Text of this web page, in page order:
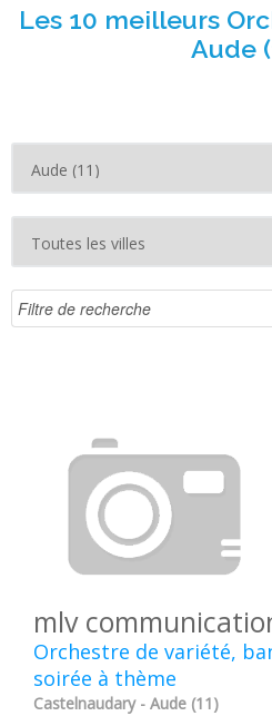
Les 10 meilleurs
Aude
mlv
Orchestre de variété,
soirée à thème
Castelnaudary - Aude (11)